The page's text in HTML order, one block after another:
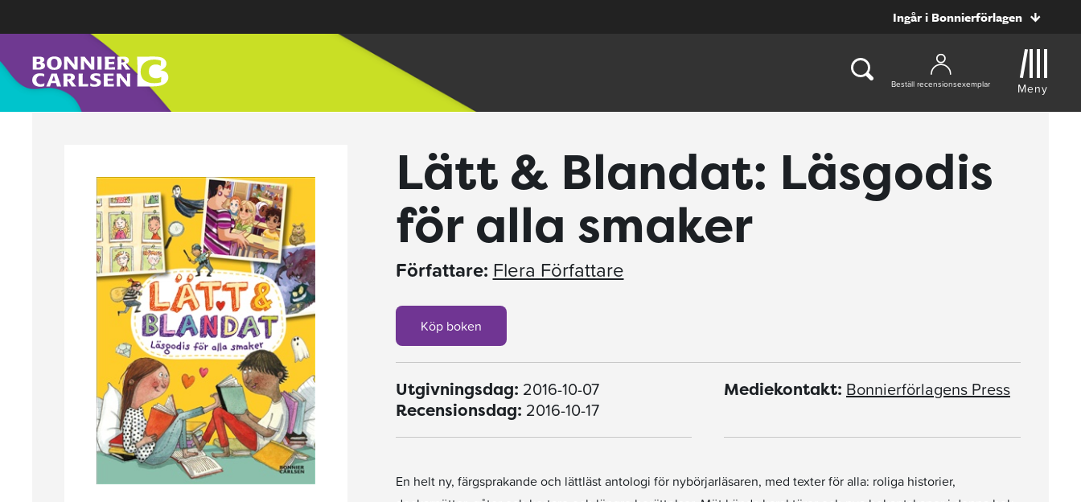
Ingår i Bonnierförlagen
Beställ recensionsexemplar Meny
Lätt & Blandat: Läsgodis
för alla smaker
Författare: Flera Författare
Köp boken
Utgivningsdag: 2016-10-07
Recensionsdag: 2016-10-17
Mediekontakt: Bonnierförlagens Press
En helt ny, färgsprakande och lättläst antologi för nybörjarläsaren, med texter för alla: roliga historier,